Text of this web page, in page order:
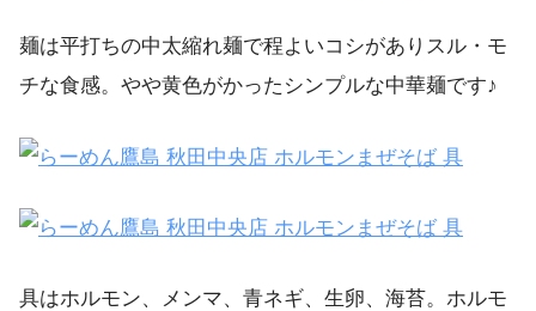
麺は平打ちの中太縮れ麺で程よいコシがありスル・モ
チな食感。やや黄色がかったシンプルな中華麺です♪
具はホルモン、メンマ、青ネギ、生卵、海苔。ホルモ